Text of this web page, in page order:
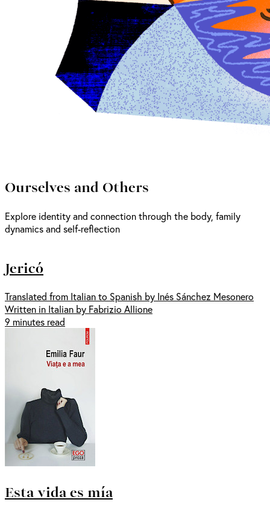
Ourselves and Others
Explore identity and connection through the body, family
dynamics and self-reflection
Jericó
Translated from Italian to Spanish by Inés Sánchez Mesonero
Written in Italian by Fabrizio Allione
9 minutes read
Esta vida es mía